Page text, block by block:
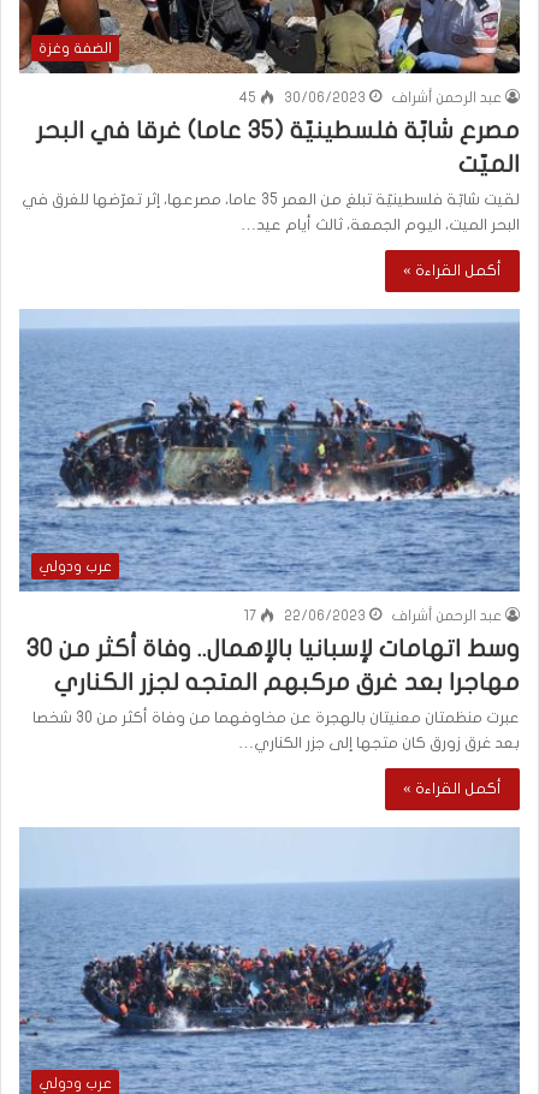
الضفة وغزة
عبد الرحمن أشراف 30/06/2023
45
مصرع شابّة فلسطينيّة (35 عاما) غرقا في البحر
الميّت
لقيت شابّة فلسطينيّة تبلغ من العمر 35 عاما، مصرعها، إثر تعرّضها للغرق في
البحر الميت، اليوم الجمعة، ثالث أيام عيد…
أكمل القراءة »
عرب ودولي
عبد الرحمن أشراف 22/06/2023
17
وسط اتهامات لإسبانيا بالإهمال.. وفاة أكثر من 30
مهاجرا بعد غرق مركبهم المتجه لجزر الكناري
عبرت منظمتان معنيتان بالهجرة عن مخاوفهما من وفاة أكثر من 30 شخصا
بعد غرق زورق كان متجها إلى جزر الكناري…
أكمل القراءة »
عرب ودولي